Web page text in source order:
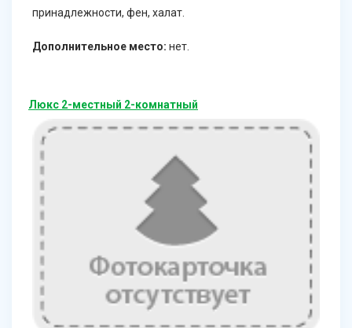
принадлежности, фен, халат.
Дополнительное место: нет.
Люкс 2-местный 2-комнатный